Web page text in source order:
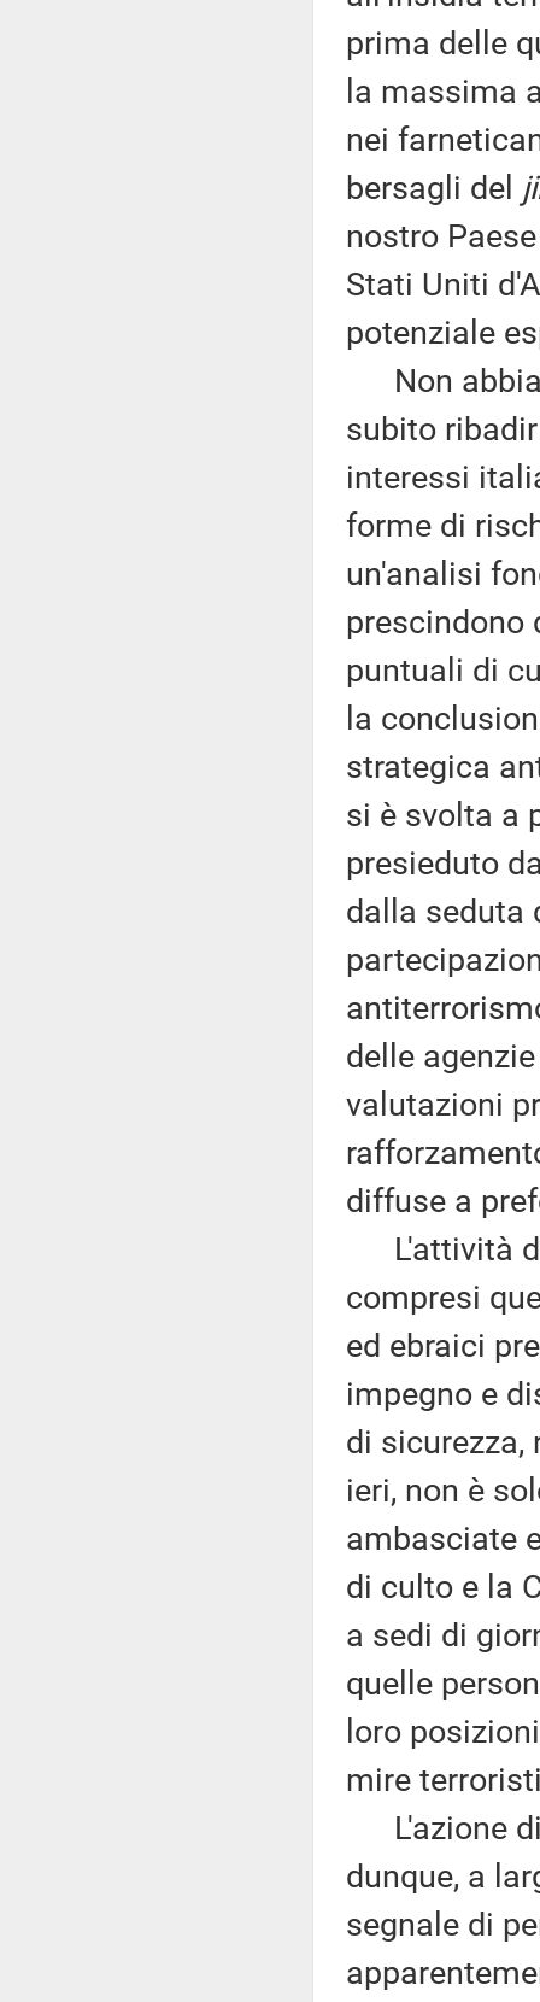
prima delle
la massima
nei
bersagli del
nostro
Stati Uniti
potenziale
Non
subito
interessi
forme di
un'analisi
prescindono
puntuali di
la
strategica
si è svolta a
presieduto
dalla seduta
delle
valutazioni
diffuse a
L'attività di
compresi
ed ebraici
impegno e
di
ieri, non è
ambasciate
di culto e la
a sedi di
quelle
loro
mire
L'azione di
dunque, a
segnale di